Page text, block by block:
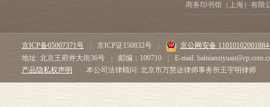
商务印书馆（上海）有限
京ICP备05007371号 京ICP证150832号
京公网安备
地址: 北京王府井大街36号
邮编：100710
E-mail:
产品隐私权声明
本公司法律顾问: 北京市万慧达律师事务所王宇明律师